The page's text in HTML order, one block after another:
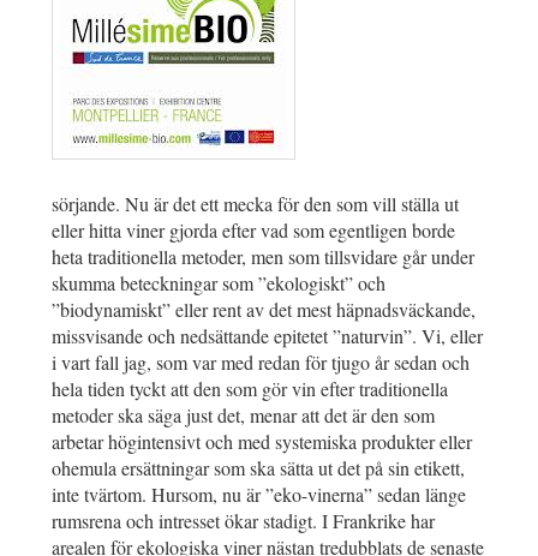
sörjande. Nu är det ett mecka för den som vill ställa ut
eller hitta viner gjorda efter vad som egentligen borde
heta traditionella metoder, men som tillsvidare går under
skumma beteckningar som ”ekologiskt” och
”biodynamiskt” eller rent av det mest häpnadsväckande,
missvisande och nedsättande epitetet ”naturvin”. Vi, eller
i vart fall jag, som var med redan för tjugo år sedan och
hela tiden tyckt att den som gör vin efter traditionella
metoder ska säga just det, menar att det är den som
arbetar högintensivt och med systemiska produkter eller
ohemula ersättningar som ska sätta ut det på sin etikett,
inte tvärtom. Hursom, nu är ”eko-vinerna” sedan länge
rumsrena och intresset ökar stadigt. I Frankrike har
arealen för ekologiska viner nästan tredubblats de senaste